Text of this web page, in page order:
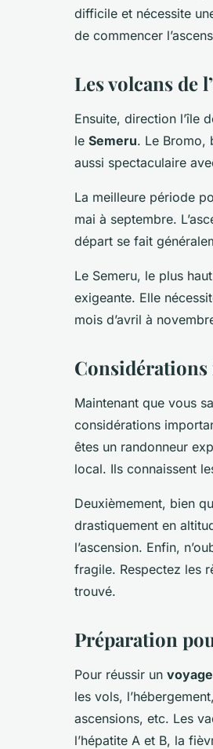
difficile et nécessite
de commencer
Les volcans de
Ensuite, direction l’île
le Semeru. Le Bromo,
aussi spectaculaire
La meilleure période
mai à septembre.
départ se fait
Le Semeru, le plus
exigeante. Elle
mois d’avril à
Considérations
Maintenant que vous
considérations
êtes un randonneur
local. Ils connaissent
Deuxièmement, bien
drastiquement en
l’ascension. Enfin,
fragile. Respectez les
trouvé.
Préparation
Pour réussir un voyage
les vols,
ascensions, etc. Les
l’hépatite A et B, la